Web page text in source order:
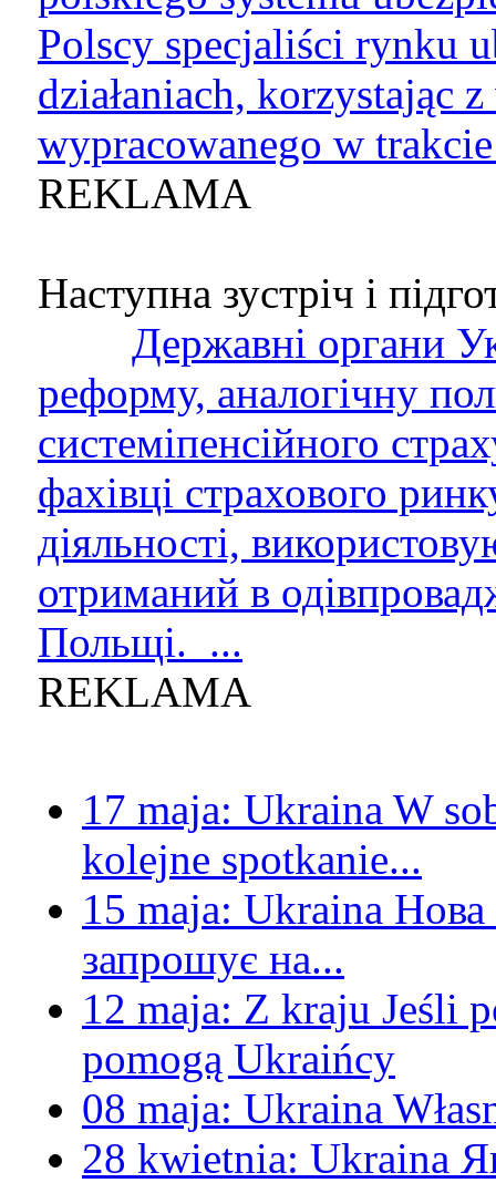
Polscy specjaliści rynku
działaniach, korzystając
wypracowanego w
REKLAMA
Наступна зустріч і
Державні органи
реформу, аналогічну
системіпенсійного
фахівці страхового
діяльності,
отриманий в
Польщі. ...
REKLAMA
17 maja: Ukraina W
kolejne spotkanie...
15 maja: Ukraina Нова
запрошує на...
12 maja: Z kraju Jeśli
pomogą Ukraińcy
08 maja: Ukraina
28 kwietnia: Ukraina